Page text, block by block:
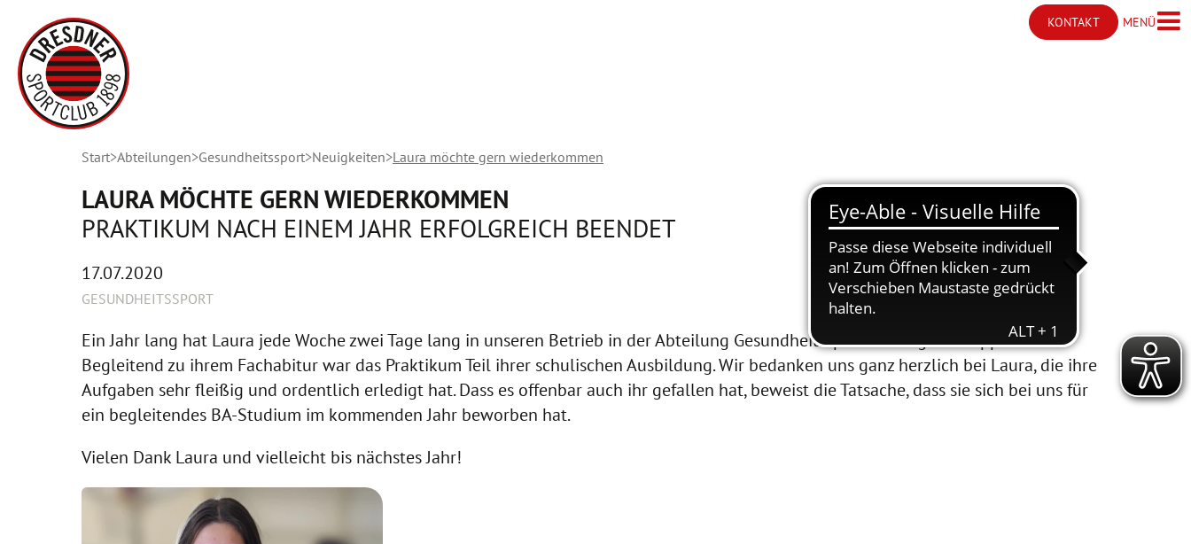
KONTAKT
Kontakt öffnen
MENÜMenü
Start Abteilungen Gesundheitssport Neuigkeiten Laura möchte gern wiederkommen
LAURA MÖCHTE GERN WIEDERKOMMEN
PRAKTIKUM NACH EINEM JAHR ERFOLGREICH BEENDET
17.07.2020
GESUNDHEITSSPORT
Ein Jahr lang hat Laura jede Woche zwei Tage lang in unseren Betrieb in der Abteilung Gesundheitssport hineingeschnuppert.
Begleitend zu ihrem Fachabitur war das Praktikum Teil ihrer schulischen Ausbildung. Wir bedanken uns ganz herzlich bei Laura, die ihre
Aufgaben sehr fleißig und ordentlich erledigt hat. Dass es offenbar auch ihr gefallen hat, beweist die Tatsache, dass sie sich bei uns für
ein begleitendes BA-Studium im kommenden Jahr beworben hat.
Vielen Dank Laura und vielleicht bis nächstes Jahr!